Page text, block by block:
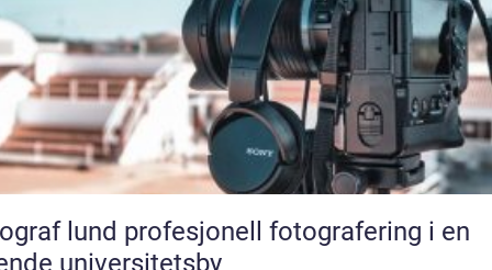
profesjonell fotografering i en
universitetsby